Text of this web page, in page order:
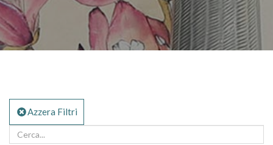
Azzera Filtri